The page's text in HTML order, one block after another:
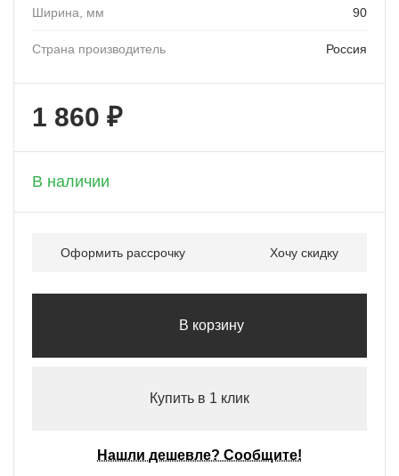
Ширина, мм 90
Страна производитель Россия
1 860 ₽
В наличии
Оформить рассрочку Хочу скидку
В корзину
Купить в 1 клик
Нашли дешевле? Сообщите!